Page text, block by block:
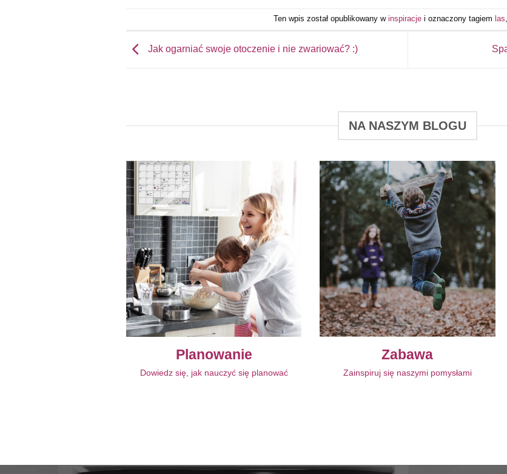
Ten wpis został opublikowany winspiracje i oznaczony tagiem las
Jak ogarniać swoje otoczenie i nie zwariować? :)
NA NASZYM BLOGU
Planowanie
Dowiedz się, jak nauczyć się planować
Zabawa
Zainspiruj się naszymi pomysłami